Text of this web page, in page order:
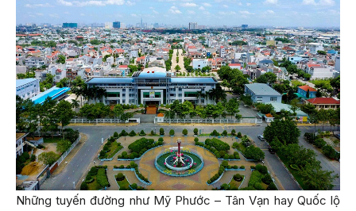
Những tuyến đường như Mỹ Phước – Tân Vạn hay Quốc lộ